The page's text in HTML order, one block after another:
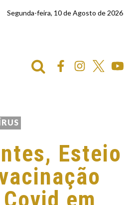
Segunda-feira, 10 de Agosto de 2026
Esteio
em